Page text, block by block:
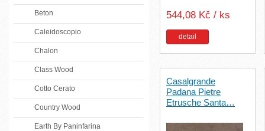
Beton
Caleidoscopio
Chalon
Class Wood
Cotto Cerato
Country Wood
Earth By Paninfarina
544,08 Kč / ks
detail
Casalgrande
Padana Pietre
Etrusche Santa…